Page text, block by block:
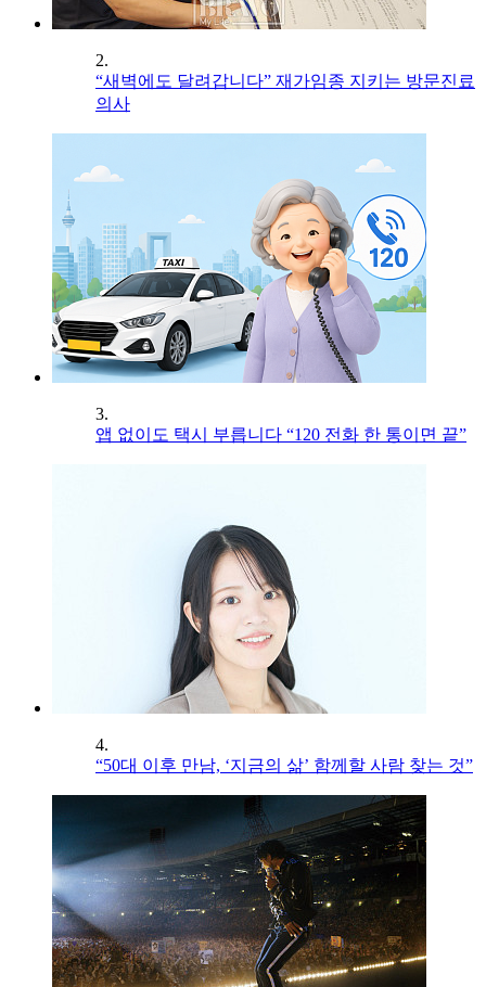
2.
“새벽에도 달려갑니다” 재가임종 지키는 방문진료
의사
3.
앱 없이도 택시 부릅니다 “120 전화 한 통이면 끝”
4.
“50대 이후 만남, ‘지금의 삶’ 함께할 사람 찾는 것”